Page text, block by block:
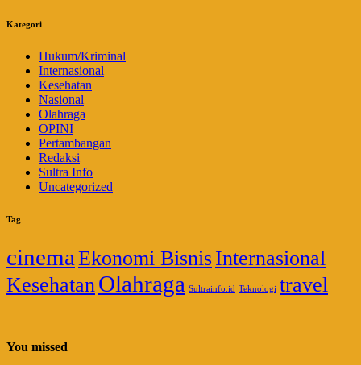
Kategori
Hukum/Kriminal
Internasional
Kesehatan
Nasional
Olahraga
OPINI
Pertambangan
Redaksi
Sultra Info
Uncategorized
Tag
cinema Ekonomi BisnisInternasional
KesehatanOlahraga Sultrainfo.id Teknologi travel
You missed